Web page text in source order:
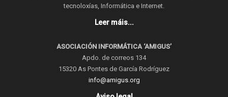
tecnoloxías, Informática e Internet.
Leer máis...
ASOCIACIÓN INFORMÁTICA ‘AMIGUS’
Apdo. de correos 134
15320 As Pontes de García Rodríguez
info@amigus.org